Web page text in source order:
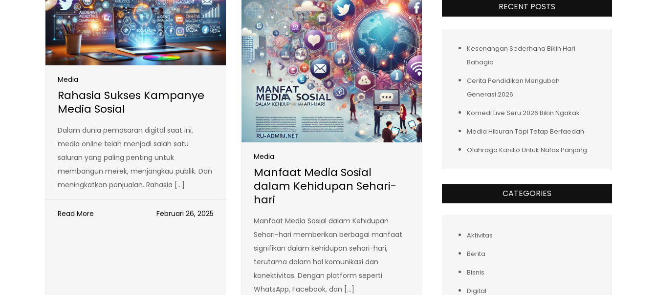
Media
Rahasia Sukses Kampanye
Media Sosial
Dalam dunia pemasaran digital saat ini,
media online telah menjadi salah satu
saluran yang paling penting untuk
membangun merek, menjangkau publik. Dan
meningkatkan penjualan. Rahasia […]
Read More Februari 26, 2025
Media
Manfaat Media Sosial
dalam Kehidupan Sehari-
hari
Manfaat Media Sosial dalam Kehidupan
Sehari-hari memberikan berbagai manfaat
signifikan dalam kehidupan sehari-hari,
terutama dalam hal komunikasi dan
konektivitas. Dengan platform seperti
WhatsApp, Facebook, dan […]
RECENT POSTS
Kesenangan Sederhana Bikin Hari
Bahagia
Cerita Pendidikan Mengubah
Generasi 2026
Komedi Live Seru 2026 Bikin Ngakak
Media Hiburan Tapi Tetap Berfaedah
Olahraga Kardio Untuk Nafas Panjang
CATEGORIES
Aktivitas
Berita
Bisnis
Digital